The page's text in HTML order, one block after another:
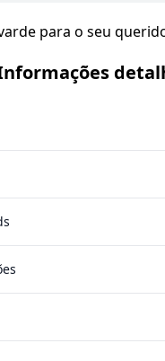
para o seu